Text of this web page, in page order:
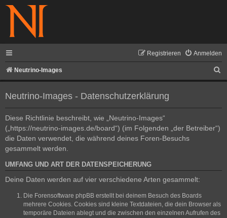
Anmelden
Registrieren
Neutrino-Images
u
Neutrino-Images - Datenschutzerklärung
Diese Richtlinie beschreibt, wie „Neutrino-Images“
(„https://neutrino-images.de/board“) (im Folgenden „der Betreiber“)
die Daten verwendet, die während deines Foren-Besuchs
gesammelt werden.
UMFANG UND ART DER DATENSPEICHERUNG
Deine Daten werden auf vier verschiedene Arten gesammelt:
Die Forensoftware phpBB erstellt bei deinem Besuch des Boards
mehrere Cookies. Cookies sind kleine Textdateien, die dein Browser als
temporäre Dateien ablegt und die zwischen den einzelnen Aufrufen des